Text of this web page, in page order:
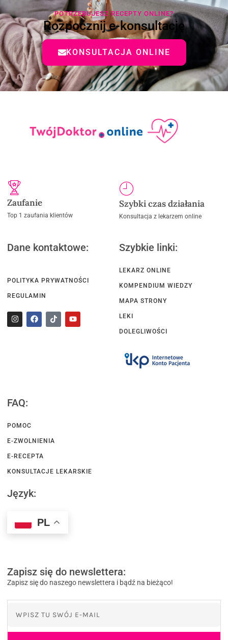
POTRZEBUJESZ RECEPTY ONLINE?
Rozpocznij e-konsultację
KONSULTACJA ONLINE
Zaufanie
Top 1 zaufania klientów
Szybki czas działania
Konsultacja z lekarzem online
Dane kontaktowe:
POLITYKA PRYWATNOŚCI
REGULAMIN
Szybkie linki:
LEKARZ ONLINE
KOMPENDIUM WIEDZY
MAPA STRONY
LEKI
DOLEGLIWOŚCI
FAQ:
POMOC
E-ZWOLNIENIA
E-RECEPTA
KONSULTACJE LEKARSKIE
Język:
PL
Zapisz się do newslettera:
Zapisz się do naszego newslettera i bądź na bieżąco!